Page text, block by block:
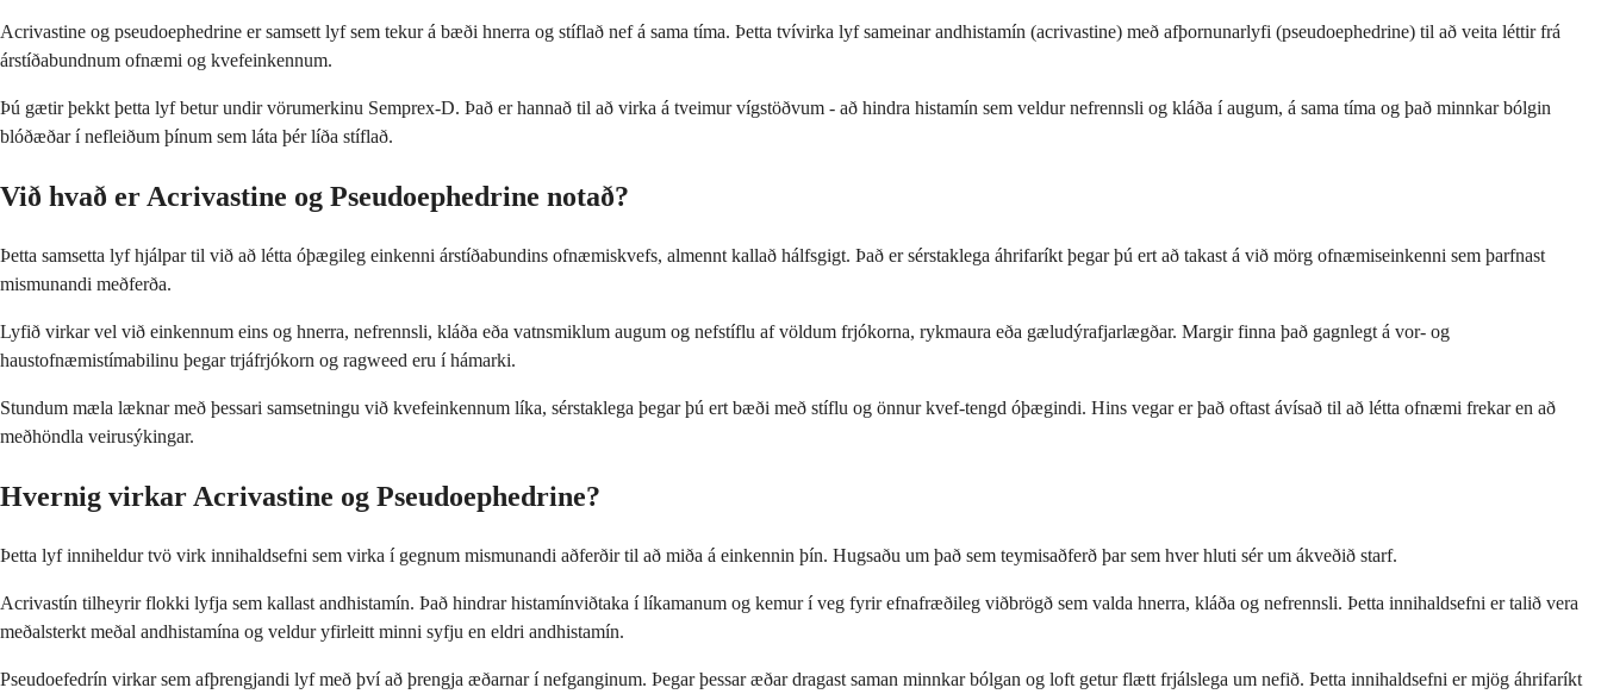
Acrivastine og pseudoephedrine er samsett lyf sem tekur á bæði hnerra og stíflað nef á sama tíma. Þetta tvívirka lyf sameinar andhistamín (acrivastine) með afþornunarlyfi (pseudoephedrine) til að veita léttir frá
árstíðabundnum ofnæmi og kvefeinkennum.
Þú gætir þekkt þetta lyf betur undir vörumerkinu Semprex-D. Það er hannað til að virka á tveimur vígstöðvum - að hindra histamín sem veldur nefrennsli og kláða í augum, á sama tíma og það minnkar bólgin
blóðæðar í nefleiðum þínum sem láta þér líða stíflað.
Við hvað er Acrivastine og Pseudoephedrine notað?
Þetta samsetta lyf hjálpar til við að létta óþægileg einkenni árstíðabundins ofnæmiskvefs, almennt kallað hálfsgigt. Það er sérstaklega áhrifaríkt þegar þú ert að takast á við mörg ofnæmiseinkenni sem þarfnast
mismunandi meðferða.
Lyfið virkar vel við einkennum eins og hnerra, nefrennsli, kláða eða vatnsmiklum augum og nefstíflu af völdum frjókorna, rykmaura eða gæludýrafjarlægðar. Margir finna það gagnlegt á vor- og
haustofnæmistímabilinu þegar trjáfrjókorn og ragweed eru í hámarki.
Stundum mæla læknar með þessari samsetningu við kvefeinkennum líka, sérstaklega þegar þú ert bæði með stíflu og önnur kvef-tengd óþægindi. Hins vegar er það oftast ávísað til að létta ofnæmi frekar en að
meðhöndla veirusýkingar.
Hvernig virkar Acrivastine og Pseudoephedrine?
Þetta lyf inniheldur tvö virk innihaldsefni sem virka í gegnum mismunandi aðferðir til að miða á einkennin þín. Hugsaðu um það sem teymisaðferð þar sem hver hluti sér um ákveðið starf.
Acrivastín tilheyrir flokki lyfja sem kallast andhistamín. Það hindrar histamínviðtaka í líkamanum og kemur í veg fyrir efnafræðileg viðbrögð sem valda hnerra, kláða og nefrennsli. Þetta innihaldsefni er talið vera
meðalsterkt meðal andhistamína og veldur yfirleitt minni syfju en eldri andhistamín.
Pseudoefedrín virkar sem afþrengjandi lyf með því að þrengja æðarnar í nefganginum. Þegar þessar æðar dragast saman minnkar bólgan og loft getur flætt frjálslega um nefið. Þetta innihaldsefni er mjög áhrifaríkt